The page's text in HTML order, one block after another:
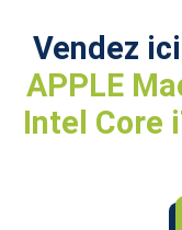
Vendez
APPLE
Intel Core